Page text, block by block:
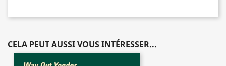
CELA PEUT AUSSI VOUS INTÉRESSER...